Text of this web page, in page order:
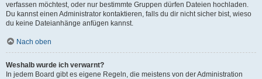
verfassen möchtest, oder nur bestimmte Gruppen dürfen Dateien hochladen.
Du kannst einen Administrator kontaktieren, falls du dir nicht sicher bist, wieso
du keine Dateianhänge anfügen kannst.
Nach oben
Weshalb wurde ich verwarnt?
In jedem Board gibt es eigene Regeln, die meistens von der Administration